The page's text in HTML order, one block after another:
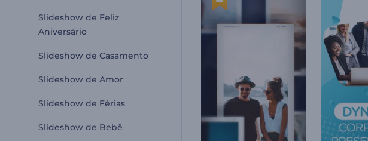
Slideshow de Feliz
Aniversário
Slideshow de Casamento
Slideshow de Amor
Slideshow de Férias
Slideshow de Bebê